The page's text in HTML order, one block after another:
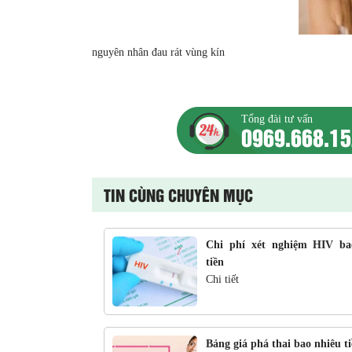
nguyên nhân đau rát vùng kín
Tổng đài tư vấn
TIN CÙNG CHUYÊN MỤC
Chi phí xét nghiệm HIV
tiền
Chi tiết
Bảng giá phá thai bao nhiêu